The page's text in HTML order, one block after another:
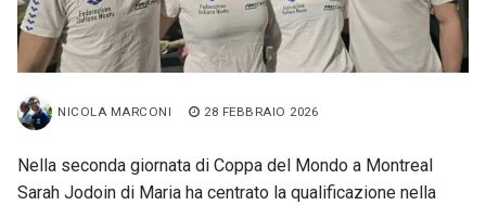
NICOLA MARCONI 28 FEBBRAIO 2026
Nella seconda giornata di Coppa del Mondo a Montreal
Sarah Jodoin di Maria ha centrato la qualificazione nella